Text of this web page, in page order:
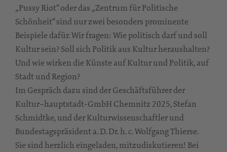
„Pussy Riot“ oder das „Zentrum für Politische
Schönheit“ sind nur zwei besonders prominente
Beispiele dafür. Wir fragen: Wie politisch darf und soll
Kultur sein? Soll sich Politik aus Kultur heraushalten?
Und wie wirken die Künste auf Kultur und Politik, auf
Stadt und Region?
Im Gespräch dazu sind der Geschäftsführer der
Kultur¬hauptstadt-GmbH Chemnitz 2025, Stefan
Schmidtke, und der Kulturwissenschaftler und
Bundestagspräsident a. D. Dr. h. c. Wolfgang Thierse.
Sie sind herzlich eingeladen, mitzudiskutieren! Bei